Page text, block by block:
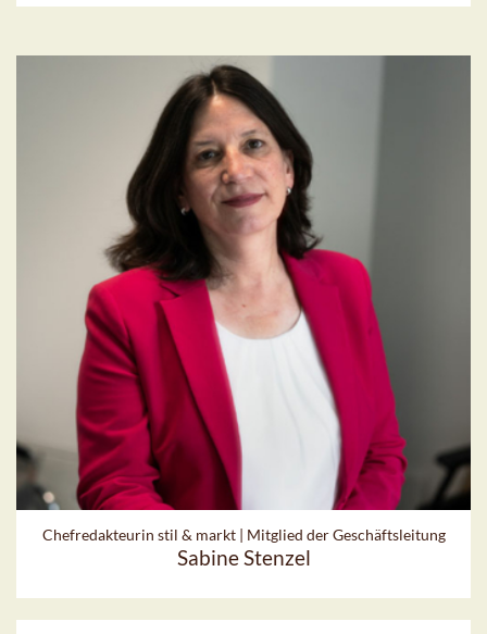
Chefredakteurin stil & markt | Mitglied der Geschäftsleitung
Sabine Stenzel